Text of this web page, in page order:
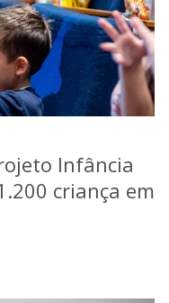
Infância
criança em